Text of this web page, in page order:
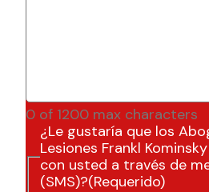
0 of 1200 max characters
¿Le gustaría que los
Lesiones Frankl
con usted a través de
(SMS)?(Requerido)